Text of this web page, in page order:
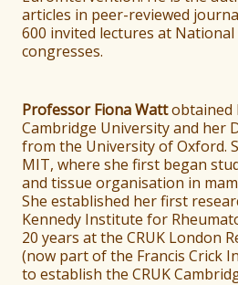
articles in peer-reviewed
600 invited lectures at
congresses.
Professor Fiona Wattobtained
Cambridge University and her
from the University of Oxford.
MIT, where she first began
and tissue organisation in
She established her first
Kennedy Institute for
20 years at the CRUK London
(now part of the Francis Crick
to establish the CRUK